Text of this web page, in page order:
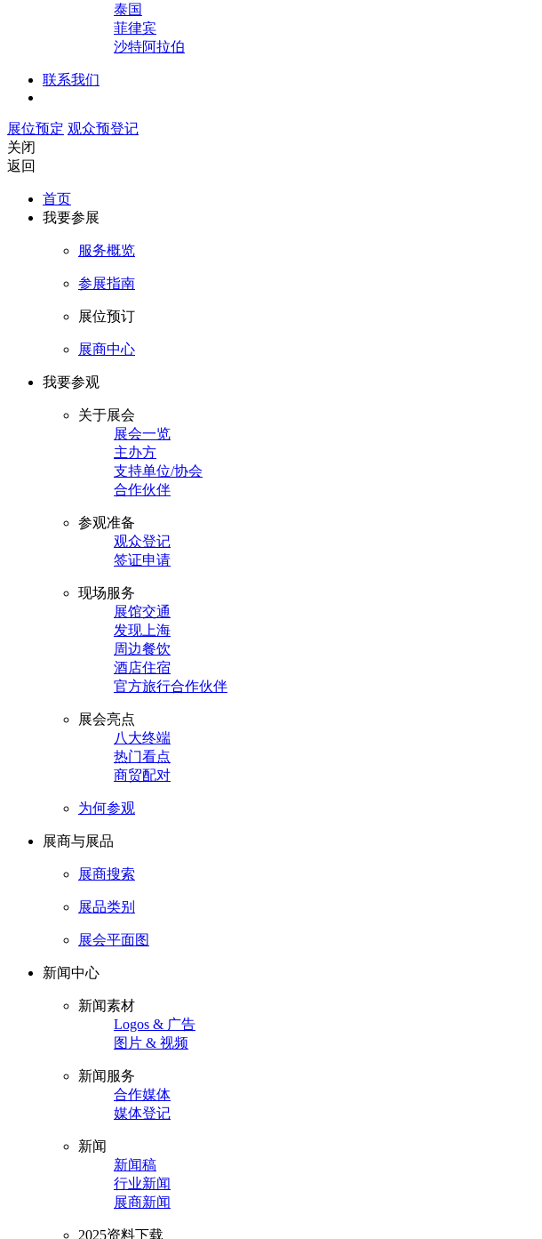
泰国
菲律宾
沙特阿拉伯
联系我们
展位预定 观众预登记
关闭
返回
首页
我要参展
服务概览
参展指南
展位预订
展商中心
我要参观
关于展会
展会一览
主办方
支持单位/协会
合作伙伴
参观准备
观众登记
签证申请
现场服务
展馆交通
发现上海
周边餐饮
酒店住宿
官方旅行合作伙伴
展会亮点
八大终端
热门看点
商贸配对
为何参观
展商与展品
展商搜索
展品类别
展会平面图
新闻中心
新闻素材
Logos & 广告
图片 & 视频
新闻服务
合作媒体
媒体登记
新闻
新闻稿
行业新闻
展商新闻
2025资料下载